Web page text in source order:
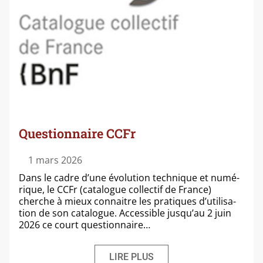
Questionnaire CCFr
1 mars 2026
Dans le cadre d’une évo­lu­tion tech­nique et numé­
rique, le CCFr (cata­logue col­lec­tif de France)
cherche à mieux connaitre les pra­tiques d’u­ti­li­sa­
tion de son cata­logue. Accessible jus­qu’au 2 juin
2026 ce court questionnaire…
LIRE PLUS